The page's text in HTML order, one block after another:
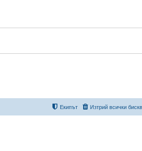
Изтрий всички
Екипът